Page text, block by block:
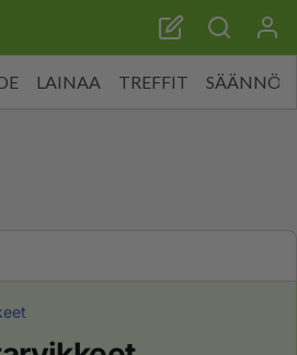
LAINAA TREFFIT SÄÄNNÖT